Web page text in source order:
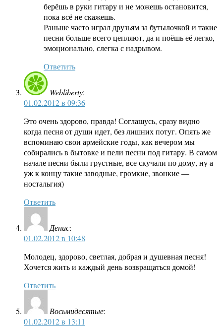
берёшь в руки гитару и не можешь остановится,
пока всё не скажешь.
Раньше часто играл друзьям за бутылочкой и такие
песни больше всего цепляют, да и поёшь её легко,
эмоционально, слегка с надрывом.
Ответить
Webliberty:
01.02.2012 в 09:36
Это очень здорово, правда! Соглашусь, сразу видно
когда песня от души идет, без лишних потуг. Опять же
вспоминаю свои армейские годы, как вечером мы
собирались в бытовке и пели песни под гитару. В самом
начале песни были грустные, все скучали по дому, ну а
уж к концу такие заводные, громкие, звонкие —
ностальгия)
Ответить
Денис:
01.02.2012 в 10:48
Молодец, здорово, светлая, добрая и душевная песня!
Хочется жить и каждый день возвращаться домой!
Ответить
Восьмидесятые:
01.02.2012 в 13:11